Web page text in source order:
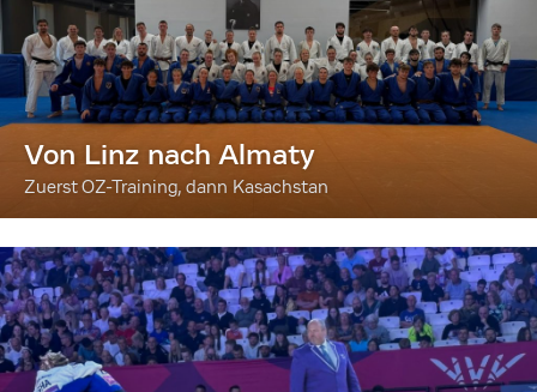
Von Linz nach Almaty
Zuerst OZ-Training, dann Kasachstan